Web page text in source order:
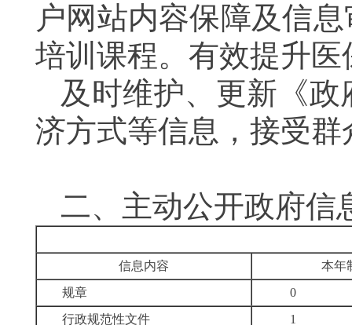
户网站内容保障及信
培训课程。有效提升医
及时维护、更新《
济方式等信息 ， 接受群
二、 主动公开政府信
信息内容
本年
规章
0
行政规范性文件
1